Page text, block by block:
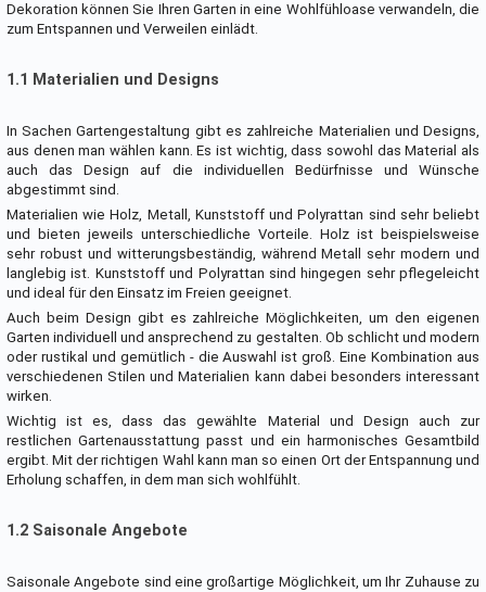
Dekoration können Sie Ihren Garten in eine Wohlfühloase verwandeln, die
zum Entspannen und Verweilen einlädt.
1.1 Materialien und Designs
In Sachen Gartengestaltung gibt es zahlreiche Materialien und Designs,
aus denen man wählen kann. Es ist wichtig, dass sowohl das Material als
auch das Design auf die individuellen Bedürfnisse und Wünsche
abgestimmt sind.
Materialien wie Holz, Metall, Kunststoff und Polyrattan sind sehr beliebt
und bieten jeweils unterschiedliche Vorteile. Holz ist beispielsweise
sehr robust und witterungsbeständig, während Metall sehr modern und
langlebig ist. Kunststoff und Polyrattan sind hingegen sehr pflegeleicht
und ideal für den Einsatz im Freien geeignet.
Auch beim Design gibt es zahlreiche Möglichkeiten, um den eigenen
Garten individuell und ansprechend zu gestalten. Ob schlicht und modern
oder rustikal und gemütlich - die Auswahl ist groß. Eine Kombination aus
verschiedenen Stilen und Materialien kann dabei besonders interessant
wirken.
Wichtig ist es, dass das gewählte Material und Design auch zur
restlichen Gartenausstattung passt und ein harmonisches Gesamtbild
ergibt. Mit der richtigen Wahl kann man so einen Ort der Entspannung und
Erholung schaffen, in dem man sich wohlfühlt.
1.2 Saisonale Angebote
Saisonale Angebote sind eine großartige Möglichkeit, um Ihr Zuhause zu